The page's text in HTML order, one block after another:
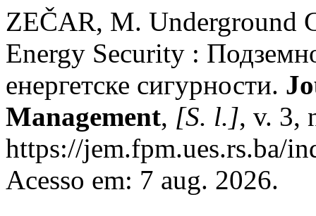
ZEČAR, M. Underground
Energy Security :
енергетске сигурности.
Management, [S. l.], v. 3,
https://jem.fpm.ues.rs.ba/
Acesso em: 7 aug. 2026.